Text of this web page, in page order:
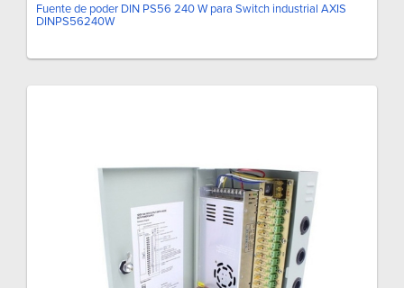
Fuente de poder DIN PS56 240 W para Switch industrial AXIS
DINPS56240W